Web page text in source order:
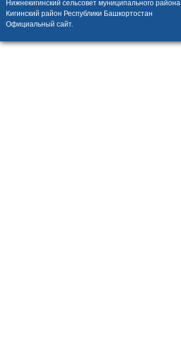
Нижнекигинский сельсовет муниципального района
Кигинский район Республики Башкортостан
Официальный сайт.